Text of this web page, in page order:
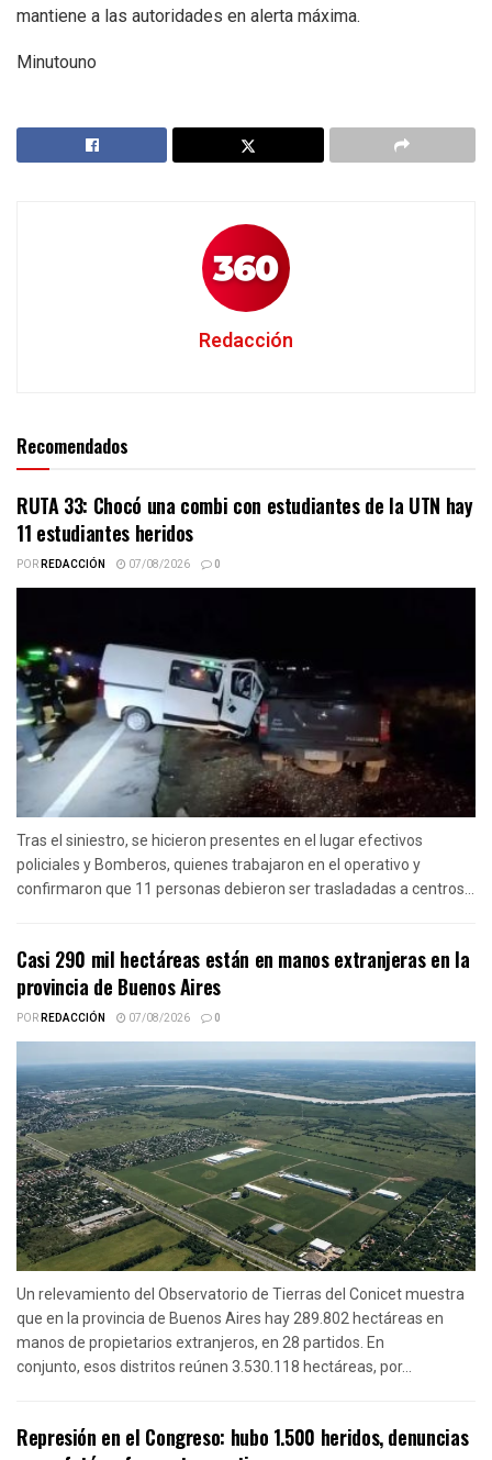
mantiene a las autoridades en alerta máxima.
Minutouno
Redacción
Recomendados
RUTA 33: Chocó una combi con estudiantes de la UTN hay
11 estudiantes heridos
PORREDACCIÓN 07/08/2026 0
Tras el siniestro, se hicieron presentes en el lugar efectivos
policiales y Bomberos, quienes trabajaron en el operativo y
confirmaron que 11 personas debieron ser trasladadas a centros...
Casi 290 mil hectáreas están en manos extranjeras en la
provincia de Buenos Aires
PORREDACCIÓN 07/08/2026 0
Un relevamiento del Observatorio de Tierras del Conicet muestra
que en la provincia de Buenos Aires hay 289.802 hectáreas en
manos de propietarios extranjeros, en 28 partidos. En
conjunto, esos distritos reúnen 3.530.118 hectáreas, por...
Represión en el Congreso: hubo 1.500 heridos, denuncias